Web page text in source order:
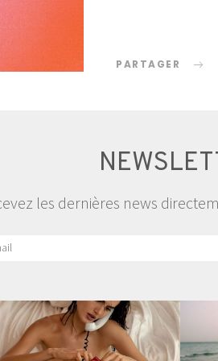
PARTAGER
les dernières news